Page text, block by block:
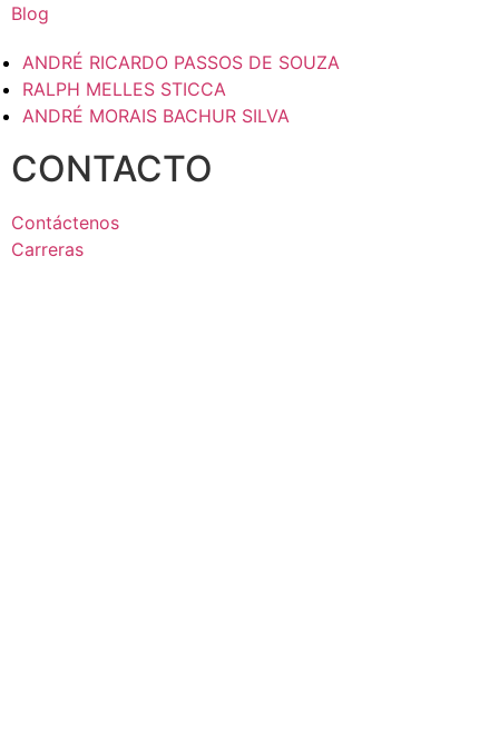
Blog
ANDRÉ RICARDO PASSOS DE SOUZA
RALPH MELLES STICCA
ANDRÉ MORAIS BACHUR SILVA
CONTACTO
Contáctenos
Carreras